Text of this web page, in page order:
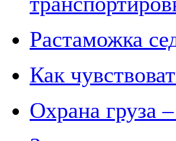
Растаможка
Как
Охрана груза